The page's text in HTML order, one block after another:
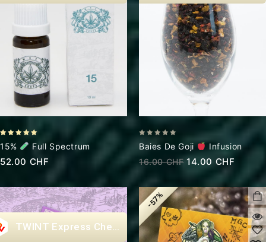
out of 5
15% Full Spectrum
52.00 CHF
out
of
Baies De Goji
Infusion
16.00CHF 14.00 CHF
Express Checkout
-57%